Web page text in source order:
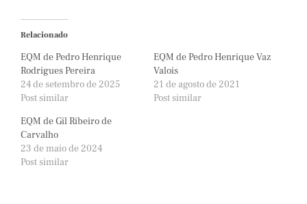
Relacionado
EQM de Pedro Henrique
Rodrigues Pereira
24 de setembro de 2025
Post similar
EQM de Pedro Henrique Vaz
Valois
21 de agosto de 2021
Post similar
EQM de Gil Ribeiro de
Carvalho
23 de maio de 2024
Post similar